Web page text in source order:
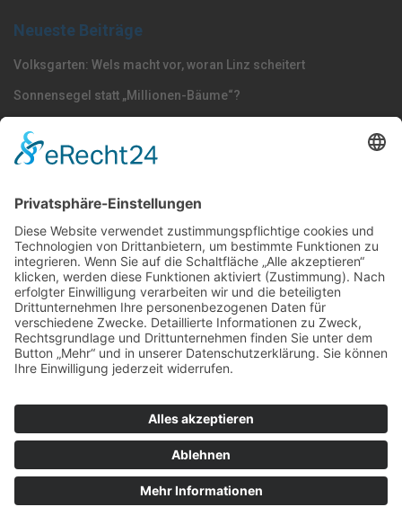
Neueste Beiträge
Volksgarten: Wels macht vor, woran Linz scheitert
Sonnensegel statt „Millionen-Bäume“?
Strafmündigkeit jetzt senken“
Allgemein
Events
Freizeit
Galerie
Klima
Kultur
Linz
LINZAgschichten
Meinung
Politik
Sport
Unterwegs
VerQUERt I Satire
Wels
Downloadbereich Datenschutz
© 2025 wilson holz I Wilhelm